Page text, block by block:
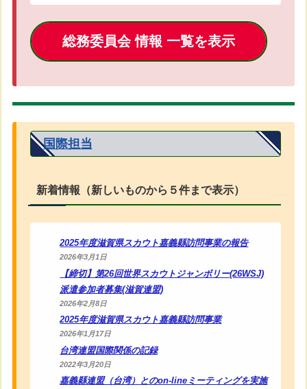
総務委員会 情報 一覧を表示
国際担当
新着情報（新しいものから５件まで表示）
2025年度滋賀県スカウト嘉義縣訪問事業の報告
2026年3月1日
【締切】第26回世界スカウトジャンボリー(26WSJ)
派遣参加者募集(滋賀連盟)
2026年2月8日
2025年度滋賀県スカウト嘉義縣訪問事業
2026年1月17日
台湾連盟国際関係の記録
2022年3月20日
嘉義縣連盟（台湾）とのon-lineミーティングを実施